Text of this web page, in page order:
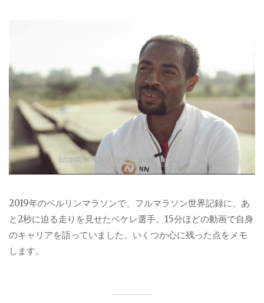
2019年のベルリンマラソンで、フルマラソン世界記録に、あ
と2秒に迫る走りを見せたベケレ選手。15分ほどの動画で自身
のキャリアを語っていました。いくつか心に残った点をメモ
します。